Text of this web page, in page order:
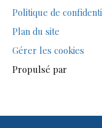
Politique de
Plan du site
Gérer les cookies
Propulsé par